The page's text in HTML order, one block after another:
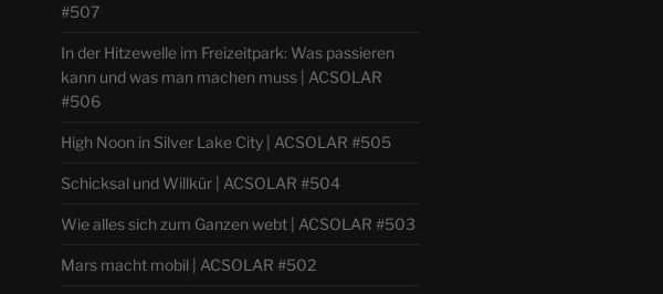
#507
In der Hitzewelle im Freizeitpark: Was passieren
kann und was man machen muss | ACSOLAR
#506
High Noon in Silver Lake City | ACSOLAR #505
Schicksal und Willkür | ACSOLAR #504
Wie alles sich zum Ganzen webt | ACSOLAR #503
Mars macht mobil | ACSOLAR #502